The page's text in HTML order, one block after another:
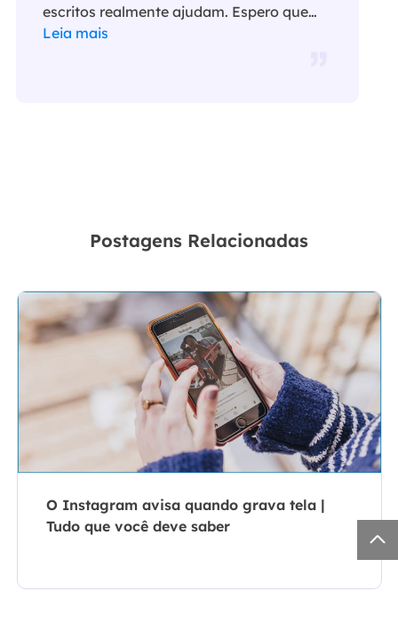
escritos realmente ajudam. Espero que
gostem de sua estadia no EaseUS e
Leia mais
Postagens Relacionadas
O Instagram avisa quando grava tela |
Tudo que você deve saber
